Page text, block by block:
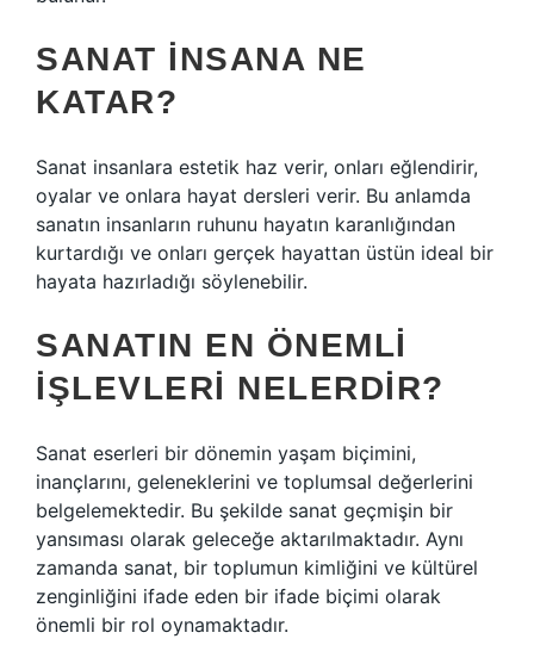
SANAT INSANA NE
KATAR?
Sanat insanlara estetik haz verir, onları eğlendirir,
oyalar ve onlara hayat dersleri verir. Bu anlamda
sanatın insanların ruhunu hayatın karanlığından
kurtardığı ve onları gerçek hayattan üstün ideal bir
hayata hazırladığı söylenebilir.
SANATIN EN ÖNEMLI
IŞLEVLERI NELERDIR?
Sanat eserleri bir dönemin yaşam biçimini,
inançlarını, geleneklerini ve toplumsal değerlerini
belgelemektedir. Bu şekilde sanat geçmişin bir
yansıması olarak geleceğe aktarılmaktadır. Aynı
zamanda sanat, bir toplumun kimliğini ve kültürel
zenginliğini ifade eden bir ifade biçimi olarak
önemli bir rol oynamaktadır.